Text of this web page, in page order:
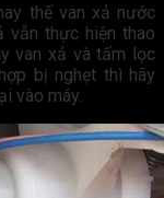
thế van xả nước
vẫn thực hiện thao
van xả và tấm lọc
bị nghẹt thì hãy
vào máy.